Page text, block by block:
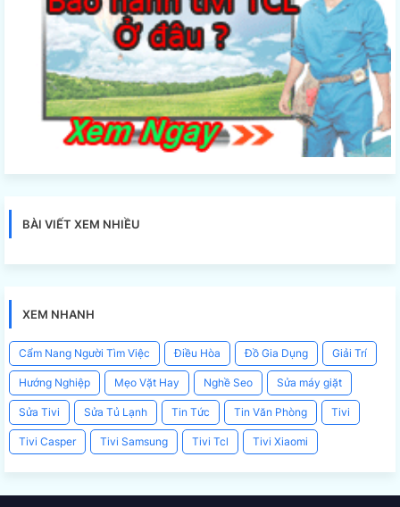
BÀI VIẾT XEM NHIỀU
XEM NHANH
Cẩm Nang Người Tìm Việc Điều Hòa Đồ Gia Dụng Giải Trí
Hướng Nghiệp Mẹo Vặt Hay Nghề Seo Sửa máy giặt
Sửa Tivi Sửa Tủ Lạnh Tin Tức Tin Văn Phòng Tivi
Tivi Casper Tivi Samsung Tivi Tcl Tivi Xiaomi